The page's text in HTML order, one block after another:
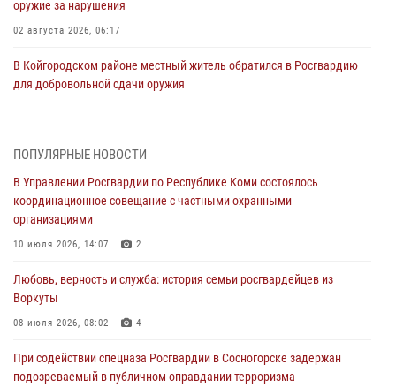
оружие за нарушения
02 августа 2026, 06:17
В Койгородском районе местный житель обратился в Росгвардию
для добровольной сдачи оружия
Росгвардии по Республике Коми лично проверил ДОЛ «Орленок»
31 июля 2026, 06:57 8
В Усинске росгвардейцы оперативно отработали план «Квартал»
30 июля 2026, 13:53
В Санкт-Петербурге прошел окружной этап ежегодного
Всероссийского конкурса профессионального мастерства среди
сотрудников вневедомственной охраны Росгвардии
В Сыктывкаре росгвардейцы приняли участие в молебне в рамках
ПОПУЛЯРНЫЕ НОВОСТИ
В Управлении Росгвардии по Республике Коми состоялось
координационное совещание с частными охранными
организациями
10 июля 2026, 14:07 2
Любовь, верность и служба: история семьи росгвардейцев из
Воркуты
08 июля 2026, 08:02 4
При содействии спецназа Росгвардии в Сосногорске задержан
подозреваемый в публичном оправдании терроризма